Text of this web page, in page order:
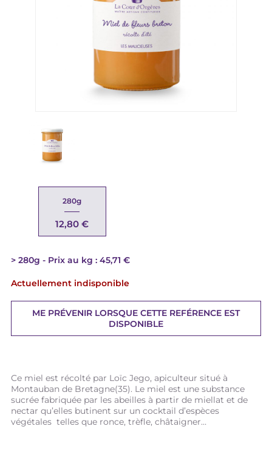
Ce miel est récolté par Loïc Jego, apiculteur situé à
Montauban de Bretagne(35). Le miel est une substance
sucrée fabriquée par les abeilles à partir de miellat et de
nectar qu’elles butinent sur un cocktail d’espèces
végétales telles que ronce, trèfle, châtaigner…
280g
12,80 €
280g Prix au kg : 45,71 €
Actuellement indisponible
ME PRÉVENIR LORSQUE CETTE REFÉRENCE EST
DISPONIBLE